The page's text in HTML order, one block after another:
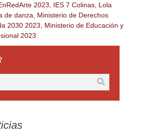
2023 IES 7 Colinas, Lola
de danza
Ministerio de Derechos
2030 2023
Ministerio de Educación y
2023